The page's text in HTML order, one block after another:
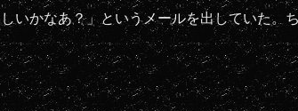
かなあ？」というメールを出していた。